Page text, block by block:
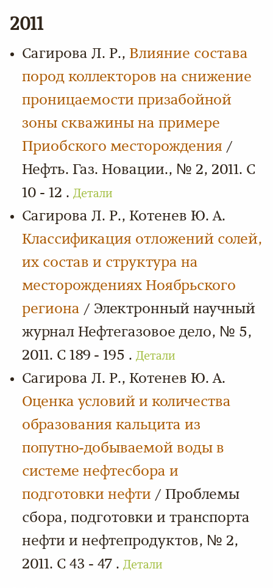
2011
Сагирова Л. Р., Влияние состава
пород коллекторов на снижение
проницаемости призабойной
зоны скважины на примере
Приобского месторождения /
Нефть. Газ. Новации., № 2, 2011. С
10 - 12 . Детали
Сагирова Л. Р., Котенев Ю. А.
Классификация отложений солей,
их состав и структура на
месторождениях Ноябрьского
региона / Электронный научный
журнал Нефтегазовое дело, № 5,
2011. С 189 - 195 . Детали
Сагирова Л. Р., Котенев Ю. А.
Оценка условий и количества
образования кальцита из
попутно-добываемой воды в
системе нефтесбора и
подготовки нефти / Проблемы
сбора, подготовки и транспорта
нефти и нефтепродуктов, № 2,
2011. С 43 - 47 . Детали